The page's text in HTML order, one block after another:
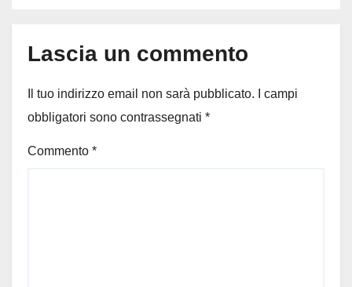
Lascia un commento
Il tuo indirizzo email non sarà pubblicato.
I campi
obbligatori sono contrassegnati *
Commento *